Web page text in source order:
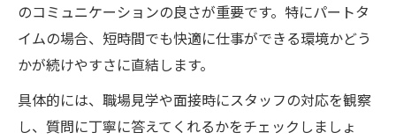
職人求人募集茨城で続けやすいパートの探
し方
茨城の職人求人続けやすい働き方のコツを
紹介
求人募集茨城職人パート継続のためのポイ
のコミュニケーションの良さが重要です。特にパートタ
イムの場合、短時間でも快適に仕事ができる環境かどう
かが続けやすさに直結します。
具体的には、職場見学や面接時にスタッフの対応を観察
し、質問に丁寧に答えてくれるかをチェックしましょ